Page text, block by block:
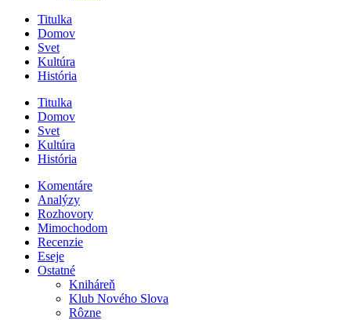
Titulka
Domov
Svet
Kultúra
História
Titulka
Domov
Svet
Kultúra
História
Komentáre
Analýzy
Rozhovory
Mimochodom
Recenzie
Eseje
Ostatné
Kniháreň
Klub Nového Slova
Rôzne